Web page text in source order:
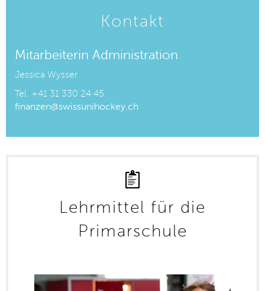
Kontakt
Mitarbeiterin Administration
Jessica Wysser
Tel. +41 31 330 24 45
finanzen@swissunihockey.ch
Lehrmittel für die
Primarschule